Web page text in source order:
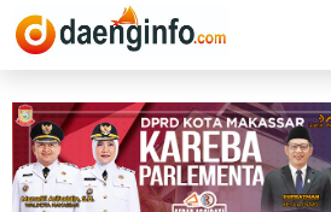
Lewati
ke